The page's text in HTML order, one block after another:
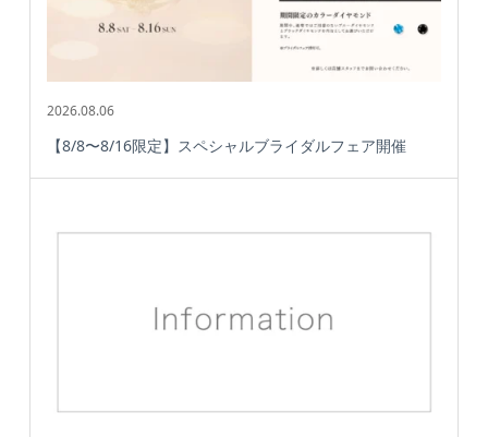
2026.08.06
【8/8〜8/16限定】スペシャルブライダルフェア開催